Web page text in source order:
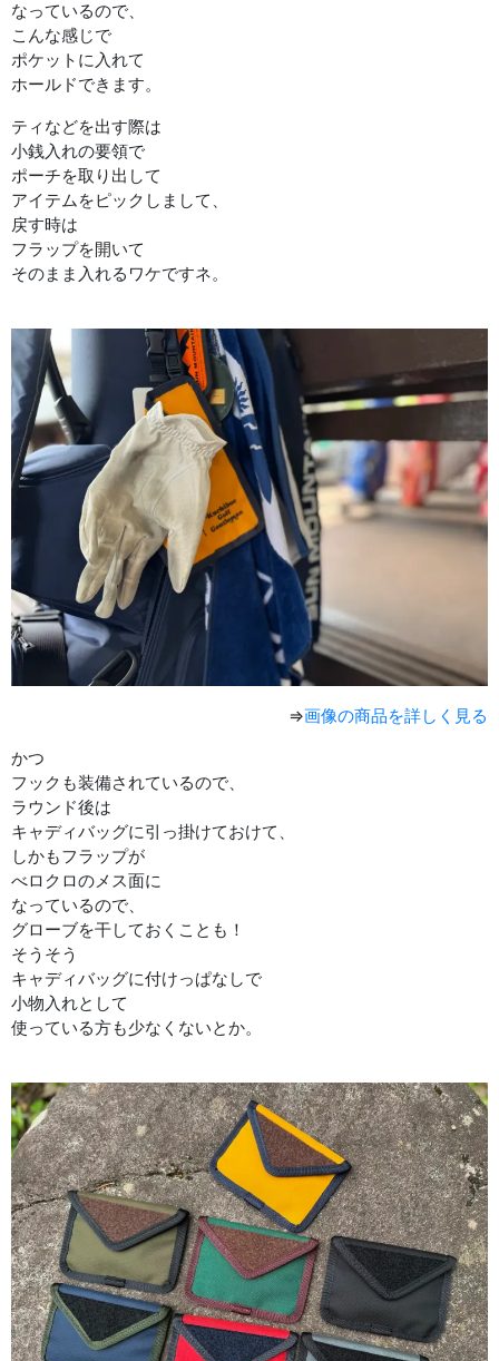
なっているので、
こんな感じで
ポケットに入れて
ホールドできます。
ティなどを出す際は
小銭入れの要領で
ポーチを取り出して
アイテムをピックしまして、
戻す時は
フラップを開いて
そのまま入れるワケですネ。
⇒画像の商品を詳しく見る
かつ
フックも装備されているので、
ラウンド後は
キャディバッグに引っ掛けておけて、
しかもフラップが
べロクロのメス面に
なっているので、
グローブを干しておくことも！
そうそう
キャディバッグに付けっぱなしで
小物入れとして
使っている方も少なくないとか。